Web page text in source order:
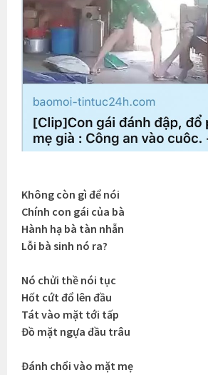
Không còn gì để nói
Chính con gái của bà
Hành hạ bà tàn nhẫn
Lỗi bà sinh nó ra?
Nó chửi thề nói tục
Hốt cứt đổ lên đầu
Tát vào mặt tới tấp
Đồ mặt ngựa đầu trâu
Đánh chổi vào mặt mẹ